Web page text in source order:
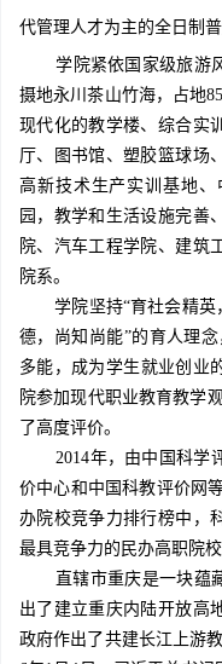
代管理人才为主的全日制普
学院紧依国家级旅
摄地永川茶山竹海，占地
现代化的教学楼、综合实
厅、图书馆、塑胶篮球场
高新技术生产实训基地
园，教学和生活设施完善
院、汽车工程学院、建筑
院系。
学院坚持“育社会精
德，尚知尚能”的育人理
多能，成为学生就业创业
院参加现代职业教育教学
了高度评价。
2014年，由中国科学
价中心和中国科教评价网
办院校竞争力排行榜中，
最具竞争力的民办高职院校
直辖市重庆是一块蕴藏
出了建立重庆内陆开放高
政府作出了共建长江上游